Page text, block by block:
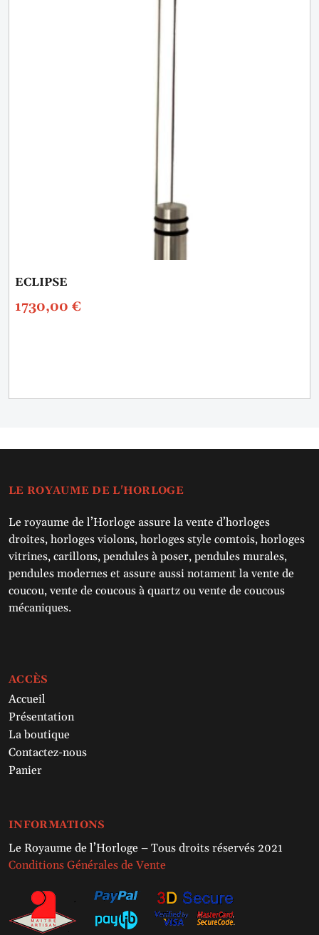
ECLIPSE
1730,00 €
LE ROYAUME DE L'HORLOGE
Le royaume de l’Horloge assure la vente d’horloges
droites, horloges violons, horloges style comtois, horloges
vitrines, carillons, pendules à poser, pendules murales,
pendules modernes et assure aussi notament la vente de
coucou, vente de coucous à quartz ou vente de coucous
mécaniques.
ACCÈS
Accueil
Présentation
La boutique
Contactez-nous
Panier
INFORMATIONS
Le Royaume de l’Horloge – Tous droits réservés 2021
Conditions Générales de Vente